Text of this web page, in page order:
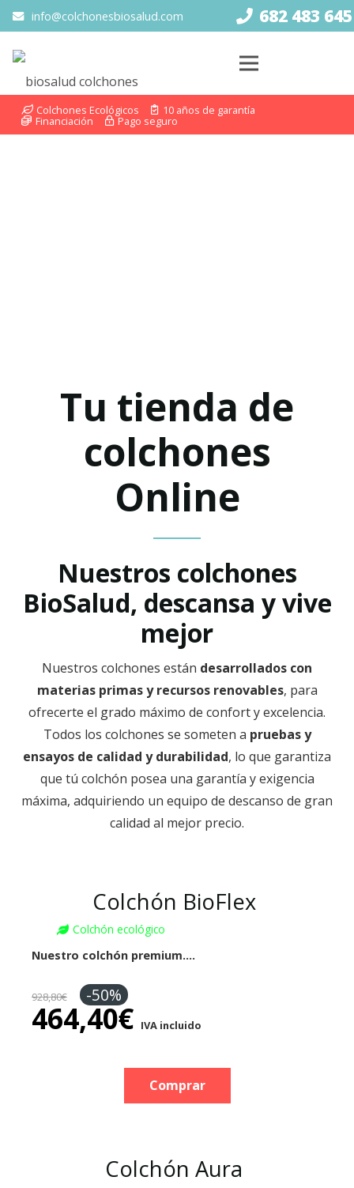
info@colchonesbiosalud.com 682 483 645
Colchones Ecológicos 10 años de garantía
Financiación Pago seguro
Tu tienda de
colchones
Online
Nuestros colchones
BioSalud, descansa y vive
mejor
Nuestros colchones están desarrollados con
materias primas y recursos renovables, para
ofrecerte el grado máximo de confort y excelencia.
Todos los colchones se someten a pruebas y
ensayos de calidad y durabilidad, lo que garantiza
que tú colchón posea una garantía y exigencia
máxima, adquiriendo un equipo de descanso de gran
calidad al mejor precio.
Colchón BioFlex
Colchón ecológico
Nuestro colchón premium.…
928,80€ -50%
464,40€ IVA incluido
Comprar
Colchón Aura